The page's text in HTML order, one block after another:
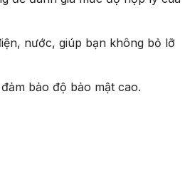
nước, giúp bạn không bỏ lỡ
bảo độ bảo mật cao.